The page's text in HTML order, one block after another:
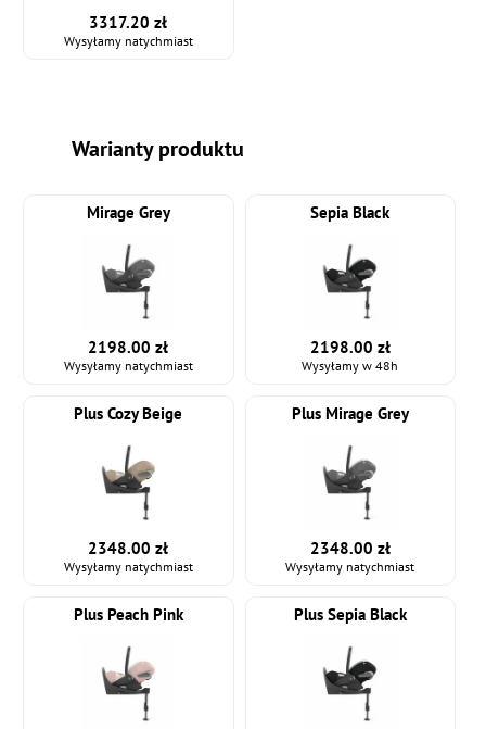
3317.20 zł
Wysyłamy natychmiast
Warianty produktu
Mirage Grey
2198.00 zł
Wysyłamy natychmiast
Sepia Black
2198.00 zł
Wysyłamy w 48h
Plus Cozy Beige
2348.00 zł
Wysyłamy natychmiast
Plus Mirage Grey
2348.00 zł
Wysyłamy natychmiast
Plus Peach Pink Plus Sepia Black